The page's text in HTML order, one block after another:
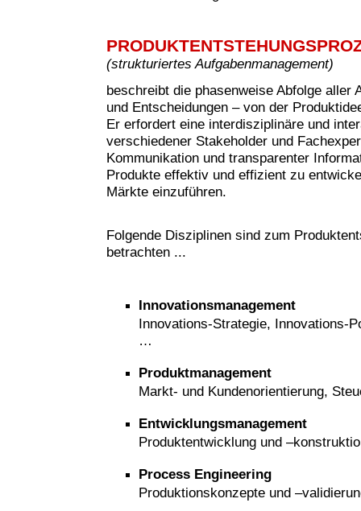
(strukturiertes Aufgabenmanagement)
beschreibt die phasenweise Abfolge aller
und Entscheidungen – von der
Er erfordert eine interdisziplinäre und
verschiedener Stakeholder und
Kommunikation und transparenter
Produkte effektiv und effizient zu
Märkte einzuführen.
Folgende Disziplinen sind zum
betrachten ...
Innovationsmanagement
Innovations-Strategie, Innovations-
Produktmanagement
Markt- und Kundenorientierung,
Entwicklungsmanagement
Produktentwicklung und
Process Engineering
Produktionskonzepte und